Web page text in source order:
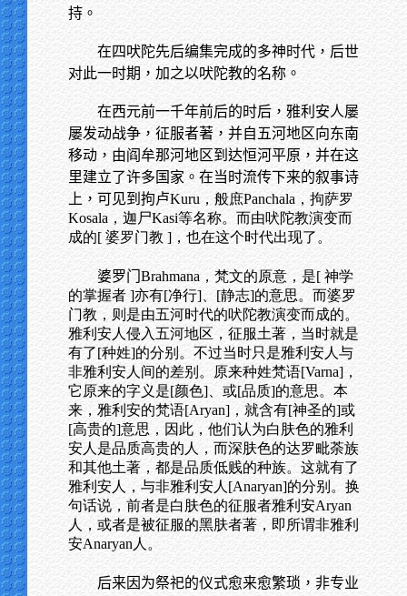
持。
在四吠陀先后编集完成的多神时代，后世
对此一时期，加之以吠陀教的名称。
在西元前一千年前后的时后，雅利安人屡
屡发动战争，征服者著，并自五河地区向东南
移动，由阎牟那河地区到达恒河平原，并在这
里建立了许多国家。在当时流传下来的叙事诗
上，可见到拘卢Kuru，般庶Panchala，拘萨罗
Kosala，迦尸Kasi等名称。而由吠陀教演变而
成的[ 婆罗门教 ]，也在这个时代出现了。
婆罗门 Brahmana，梵文的原意，是[ 神学
的掌握者 ]亦有[净行]、[静志]的意思。而婆罗
门教，则是由五河时代的吠陀教演变而成的。
雅利安人侵入五河地区，征服土著，当时就是
有了[种姓]的分别。不过当时只是雅利安人与
非雅利安人间的差别。原来种姓梵语[Varna]，
它原来的字义是[颜色]、或[品质]的意思。本
来，雅利安的梵语[Aryan]，就含有[神圣的]或
[高贵的]意思，因此，他们认为白肤色的雅利
安人是品质高贵的人，而深肤色的达罗毗荼族
和其他土著，都是品质低贱的种族。这就有了
雅利安人，与非雅利安人[Anaryan]的分别。换
句话说，前者是白肤色的征服者雅利安Aryan
人，或者是被征服的黑肤者著，即所谓非雅利
安Anaryan人。
后来因为祭祀的仪式愈来愈繁琐，非专业